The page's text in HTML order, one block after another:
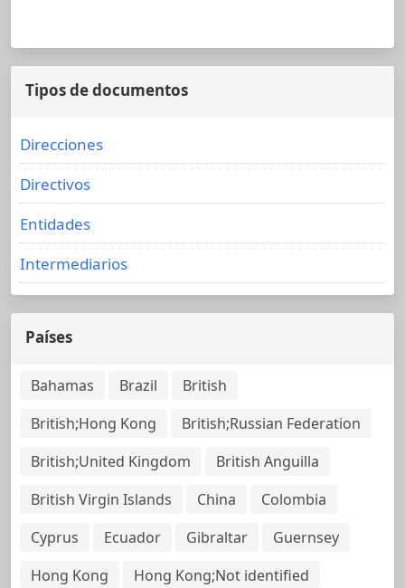
Tipos de documentos
Direcciones
Directivos
Entidades
Intermediarios
Países
Bahamas Brazil
British
British;Hong Kong
British;Russian Federation
British;United Kingdom
British Anguilla
British Virgin Islands
China
Colombia
Cyprus
Ecuador Gibraltar
Guernsey
Hong Kong
Hong Kong;Not identified